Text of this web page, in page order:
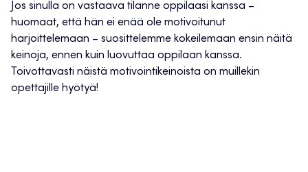
Jos sinulla on vastaava tilanne oppilaasi kanssa –
huomaat, että hän ei enää ole motivoitunut
harjoittelemaan – suosittelemme kokeilemaan ensin näitä
keinoja, ennen kuin luovuttaa oppilaan kanssa.
Toivottavasti näistä motivointikeinoista on muillekin
opettajille hyötyä!